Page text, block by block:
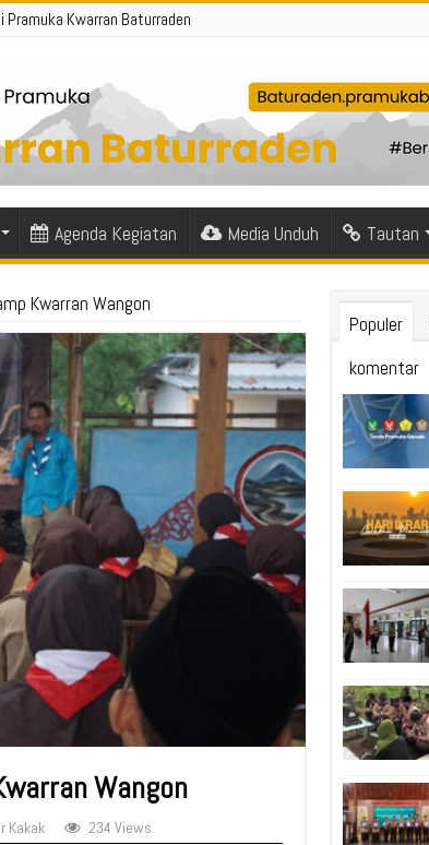
Kwarran Baturraden
Agenda Kegiatan Media Unduh Tautan
Kwarran Wangon
Wangon
Kakak 234 Views
Populer
komentar